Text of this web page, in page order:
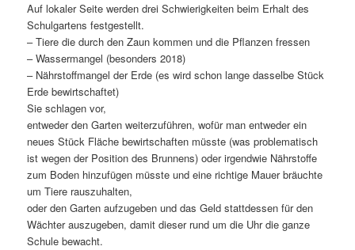
Auf lokaler Seite werden drei Schwierigkeiten beim Erhalt des
Schulgartens festgestellt.
– Tiere die durch den Zaun kommen und die Pflanzen fressen
– Wassermangel (besonders 2018)
– Nährstoffmangel der Erde (es wird schon lange dasselbe Stück
Erde bewirtschaftet)
Sie schlagen vor,
entweder den Garten weiterzuführen, wofür man entweder ein
neues Stück Fläche bewirtschaften müsste (was problematisch
ist wegen der Position des Brunnens) oder irgendwie Nährstoffe
zum Boden hinzufügen müsste und eine richtige Mauer bräuchte
um Tiere rauszuhalten,
oder den Garten aufzugeben und das Geld stattdessen für den
Wächter auszugeben, damit dieser rund um die Uhr die ganze
Schule bewacht.